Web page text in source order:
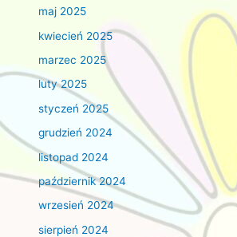
maj 2025
kwiecień 2025
marzec 2025
luty 2025
styczeń 2025
grudzień 2024
listopad 2024
październik 2024
wrzesień 2024
sierpień 2024